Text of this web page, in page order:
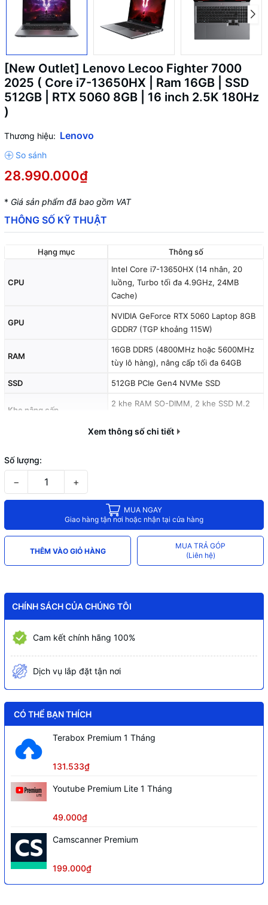
[New Outlet] Lenovo Lecoo Fighter 7000
2025 ( Core i7-13650HX | Ram 16GB | SSD
512GB | RTX 5060 8GB | 16 inch 2.5K 180Hz
)
Thương hiệu: Lenovo
28.990.000₫
* Giá sản phẩm đã bao gồm VAT
THÔNG SỐ KỸ THUẬT
Hạng mục Thông số
CPU
Intel Core i7-13650HX (14 nhân, 20
luồng, Turbo tối đa 4.9GHz, 24MB
Cache)
GPU
NVIDIA GeForce RTX 5060 Laptop 8GB
GDDR7 (TGP khoảng 115W)
RAM
16GB DDR5 (4800MHz hoặc 5600MHz
tùy lô hàng), nâng cấp tối đa 64GB
SSD 512GB PCIe Gen4 NVMe SSD
Khe nâng cấp
2 khe RAM SO-DIMM, 2 khe SSD M.2
16 inch IPS, 2560 × 1600 (2.5K), tỷ lệ
Tần số quét
Độ sáng
100% sRGB, HDR, VRR (Adaptive Sync)
Wi-Fi Wi-Fi 6
Bluetooth
Bàn phím Full-size có đèn nền
Âm thanh
Cổng kết nối
HDMI 2.1, USB-C hỗ trợ DisplayPort +
Pin
Sạc
Trọng lượng Khoảng 2.3 – 2.4 kg
Chất liệu
Hệ điều hành Windows 11
Xem thông số chi tiết
Số lượng:
− +
MUA NGAY
Giao hàng tận nơi hoặc nhận tại cửa hàng
THÊM VÀO GIỎ HÀNG
MUA TRẢ GÓP
(Liên hệ)
CHÍNH SÁCH CỦA CHÚNG TÔI
Cam kết chính hãng 100%
Dịch vụ lắp đặt tận nơi
CÓ THỂ BẠN THÍCH
Terabox Premium 1 Tháng
131.533₫
Youtube Premium Lite 1 Tháng
49.000₫
Camscanner Premium
199.000₫